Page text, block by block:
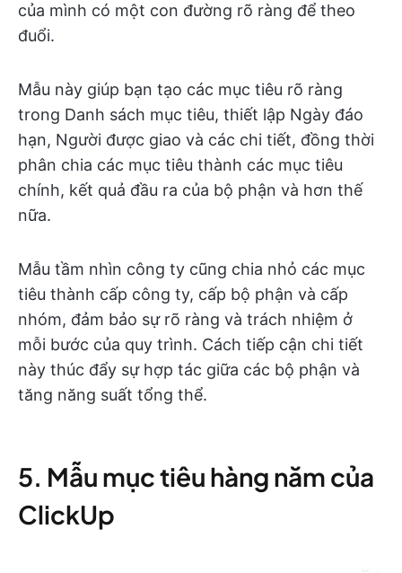
của mình có một con đường rõ ràng để theo
đuổi.
Mẫu này giúp bạn tạo các mục tiêu rõ ràng
trong Danh sách mục tiêu, thiết lập Ngày đáo
hạn, Người được giao và các chi tiết, đồng thời
phân chia các mục tiêu thành các mục tiêu
chính, kết quả đầu ra của bộ phận và hơn thế
nữa.
Mẫu tầm nhìn công ty cũng chia nhỏ các mục
tiêu thành cấp công ty, cấp bộ phận và cấp
nhóm, đảm bảo sự rõ ràng và trách nhiệm ở
mỗi bước của quy trình. Cách tiếp cận chi tiết
này thúc đẩy sự hợp tác giữa các bộ phận và
tăng năng suất tổng thể.
5. Mẫu mục tiêu hàng năm của
ClickUp